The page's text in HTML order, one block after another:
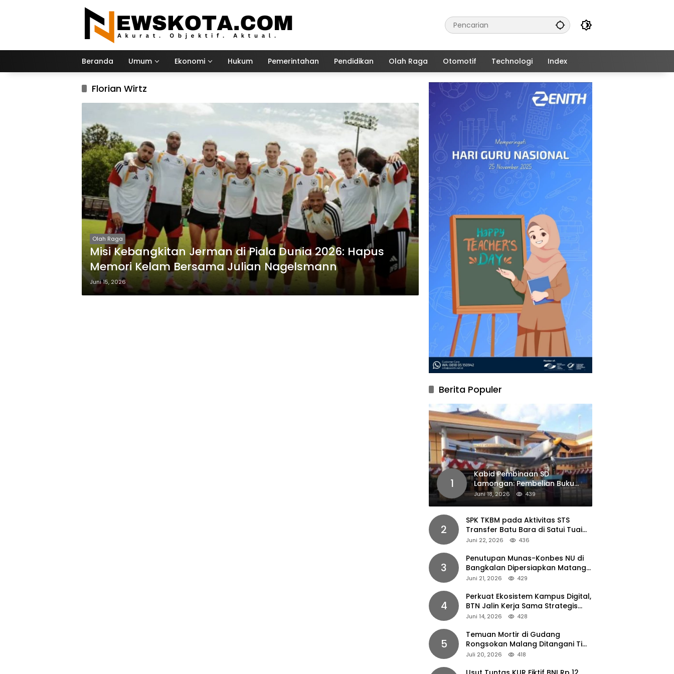
Beranda Umum Ekonomi Hukum Pemerintahan Pendidikan Olah Raga Otomotif Technologi Index
Florian Wirtz
Olah Raga
Misi Kebangkitan Jerman di Piala Dunia 2026: Hapus
Memori Kelam Bersama Julian Nagelsmann
Juni 15, 2026
Berita Populer
1
Kabid Pembinaan SD
Lamongan: Pembelian Buku
Pendamping Tidak Boleh
Dipaksakan
Juni 18, 2026 439
2
SPK TKBM pada Aktivitas STS
Transfer Batu Bara di Satui Tuai
Sorotan
Juni 22, 2026 436
3
Penutupan Munas-Konbes NU di
Bangkalan Dipersiapkan Matang,
Gus Ipul Turun Tangan
Juni 21, 2026 429
4
Perkuat Ekosistem Kampus Digital,
BTN Jalin Kerja Sama Strategis
dengan UNAIR
Juni 14, 2026 428
5
Temuan Mortir di Gudang
Rongsokan Malang Ditangani Tim
Gegana Polda Jatim
Juli 20, 2026 418